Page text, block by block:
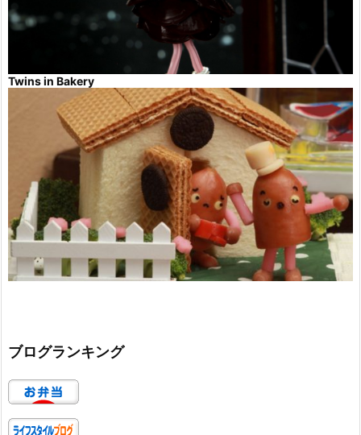
Twins in Bakery
ブログランキング